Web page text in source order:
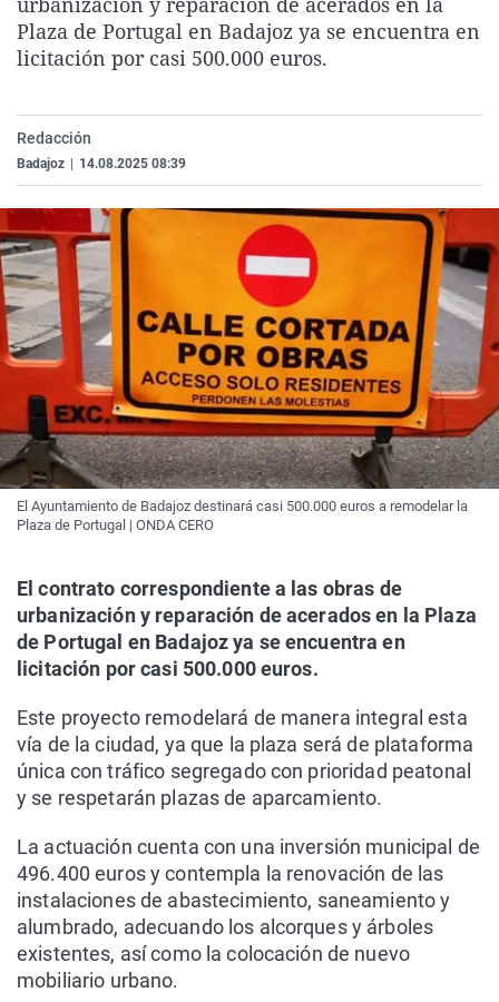
La rosa de los vientos
Caso
Extremadura
Virales
Plaza de Portugal en Badajoz ya se encuentra en
licitación por casi 500.000 euros.
Redacción
Badajoz 14.08.2025 08:39
El Ayuntamiento de Badajoz destinará casi 500.000 euros a remodelar la
Plaza de Portugal | ONDA CERO
El contrato correspondiente a las obras de
urbanización y reparación de acerados en la Plaza
de Portugal en Badajoz ya se encuentra en
licitación por casi 500.000 euros.
Este proyecto remodelará de manera integral esta
vía de la ciudad, ya que la plaza será de plataforma
única con tráfico segregado con prioridad peatonal
y se respetarán plazas de aparcamiento.
La actuación cuenta con una inversión municipal de
496.400 euros y contempla la renovación de las
instalaciones de abastecimiento, saneamiento y
alumbrado, adecuando los alcorques y árboles
existentes, así como la colocación de nuevo
mobiliario urbano.